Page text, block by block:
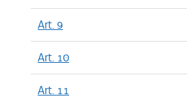
Art. 9
Art. 10
Art. 11